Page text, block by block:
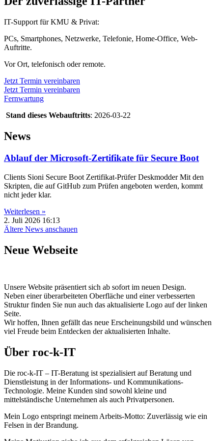
IT-Support für KMU & Privat:
PCs, Smartphones, Netzwerke, Telefonie, Home-Office, Web-
Auftritte.
Vor Ort, telefonisch oder remote.
Jetzt Termin vereinbaren
Jetzt Termin vereinbaren
Fernwartung
Stand dieses Webauftritts: 2026-03-22
News
Ablauf der Microsoft-Zertifikate für Secure Boot
Clients Sioni Secure Boot Zertifikat-Prüfer Deskmodder Mit den
Skripten, die auf GitHub zum Prüfen angeboten werden, kommt
nicht jeder klar.
Weiterlesen »
2. Juli 2026 16:13
Ältere News anschauen
Neue Webseite
Unsere Website präsentiert sich ab sofort im neuen Design.
Neben einer überarbeiteten Oberfläche und einer verbesserten
Struktur finden Sie nun auch das aktualisierte Logo auf der linken
Seite.
Wir hoffen, Ihnen gefällt das neue Erscheinungsbild und wünschen
viel Freude beim Entdecken der aktualisierten Inhalte.
Über roc-k-IT
Die roc-k-IT – IT-Beratung ist spezialisiert auf Beratung und
Dienstleistung in der Informations- und Kommunikations-
Technologie. Meine Kunden sind sowohl kleine und
mittelständische Unternehmen als auch Privatpersonen.
Mein Logo entspringt meinem Arbeits-Motto: Zuverlässig wie ein
Felsen in der Brandung.